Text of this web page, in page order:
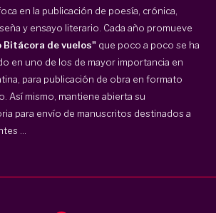
en la publicación de poesía, crónica,
y ensayo literario. Cada año promueve
Bitácora de vuelos" que poco a poco se ha
en uno de los de mayor importancia en
para publicación de obra en formato
Así mismo, mantiene abierta su
para envío de manuscritos destinados a
...